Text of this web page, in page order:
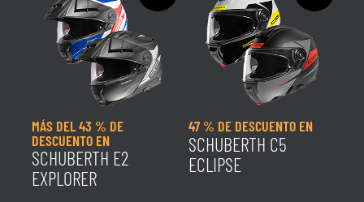
MÁS DEL 43 % DE
DESCUENTO EN
SCHUBERTH E2
EXPLORER
47 % DE DESCUENTO EN
SCHUBERTH C5
ECLIPSE